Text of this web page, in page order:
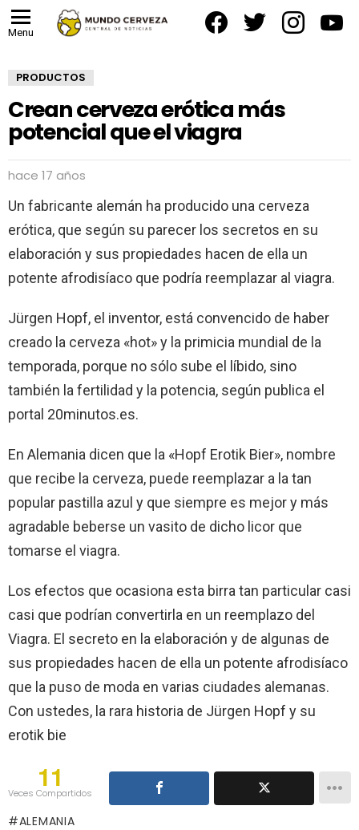
Menu
PRODUCTOS
Crean cerveza erótica más
potencial que el viagra
hace 17 años
Un fabricante alemán ha producido una cerveza
erótica, que según su parecer los secretos en su
elaboración y sus propiedades hacen de ella un
potente afrodisíaco que podría reemplazar al viagra.
Jürgen Hopf, el inventor, está convencido de haber
creado la cerveza «hot» y la primicia mundial de la
temporada, porque no sólo sube el líbido, sino
también la fertilidad y la potencia, según publica el
portal 20minutos.es.
En Alemania dicen que la «Hopf Erotik Bier», nombre
que recibe la cerveza, puede reemplazar a la tan
popular pastilla azul y que siempre es mejor y más
agradable beberse un vasito de dicho licor que
tomarse el viagra.
Los efectos que ocasiona esta birra tan particular casi
casi que podrían convertirla en un reemplazo del
Viagra. El secreto en la elaboración y de algunas de
sus propiedades hacen de ella un potente afrodisíaco
que la puso de moda en varias ciudades alemanas.
Con ustedes, la rara historia de Jürgen Hopf y su
erotik bie
11
Veces Compartidos
ALEMANIA